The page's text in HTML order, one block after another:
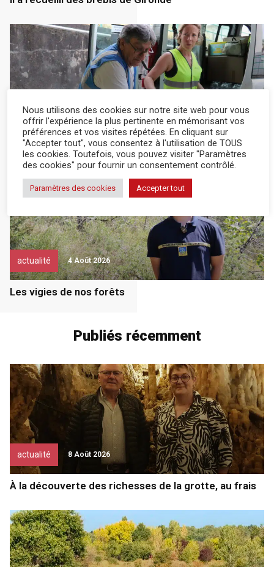
actualité 6 Août 2026
Un élan de solidarité important
actualité 4 Août 2026
Les vigies de nos forêts
Publiés récemment
actualité 8 Août 2026
À la découverte des richesses de la grotte, au frais
Nous utilisons des cookies sur notre site web pour vous
offrir l'expérience la plus pertinente en mémorisant vos
préférences et vos visites répétées. En cliquant sur
"Accepter tout", vous consentez à l'utilisation de TOUS
les cookies. Toutefois, vous pouvez visiter "Paramètres
des cookies" pour fournir un consentement contrôlé.
Paramètres des cookies Accepter tout